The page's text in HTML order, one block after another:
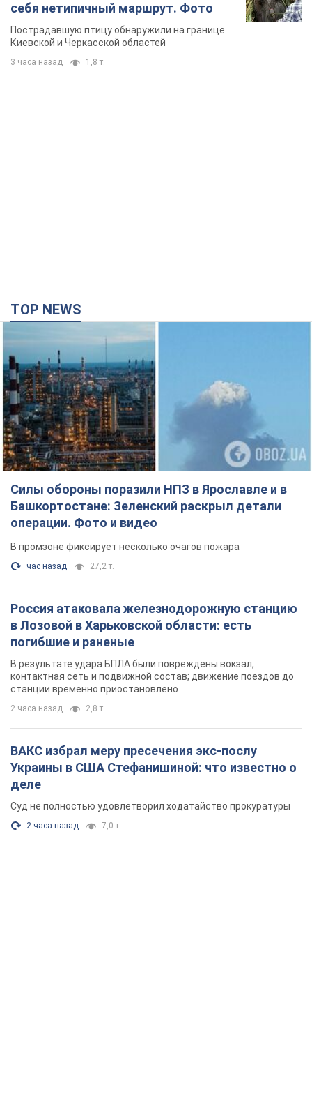
себя нетипичный маршрут. Фото
Пострадавшую птицу обнаружили на границе
Киевской и Черкасской областей
3 часа назад 1,8 т.
TOP NEWS
Силы обороны поразили НПЗ в Ярославле и в
Башкортостане: Зеленский раскрыл детали
операции. Фото и видео
В промзоне фиксирует несколько очагов пожара
час назад 27,2 т.
Россия атаковала железнодорожную станцию
в Лозовой в Харьковской области: есть
погибшие и раненые
В результате удара БПЛА были повреждены вокзал,
контактная сеть и подвижной состав; движение поездов до
станции временно приостановлено
2 часа назад 2,8 т.
ВАКС избрал меру пресечения экс-послу
Украины в США Стефанишиной: что известно о
деле
Суд не полностью удовлетворил ходатайство прокуратуры
2 часа назад 7,0 т.